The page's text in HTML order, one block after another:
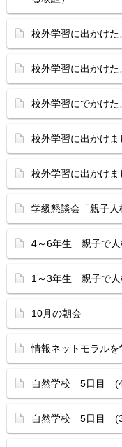
校外学習に出かけ
校外学習に出かけ
校外学習にでかけ
校外学習に出かけ
校外学習に出かけ
学級懇談会「親子人
4～6年生 親子で人
1～3年生 親子で人
10月の朝会
情報ネットモラルを
自然学校 5日目
自然学校 5日目